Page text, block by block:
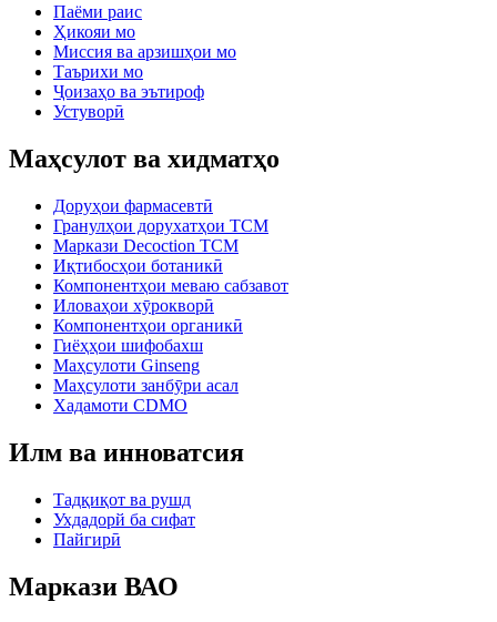
Паёми раис
Ҳикояи мо
Миссия ва арзишҳои мо
Таърихи мо
Ҷоизаҳо ва эътироф
Устуворӣ
Маҳсулот ва хидматҳо
Доруҳои фармасевтӣ
Гранулҳои дорухатҳои TCM
Маркази Decoction TCM
Иқтибосҳои ботаникӣ
Компонентҳои меваю сабзавот
Иловаҳои хӯрокворӣ
Компонентҳои органикӣ
Гиёҳҳои шифобахш
Маҳсулоти Ginseng
Маҳсулоти занбӯри асал
Хадамоти CDMO
Илм ва инноватсия
Тадқиқот ва рушд
Ухдадорй ба сифат
Пайгирӣ
Маркази ВАО